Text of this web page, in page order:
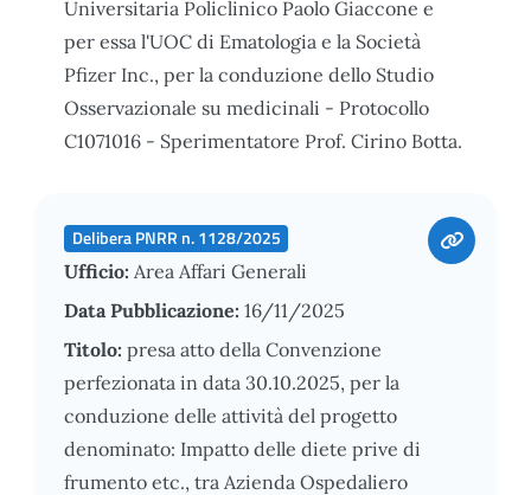
Universitaria Policlinico Paolo Giaccone e
per essa l'UOC di Ematologia e la Società
Pfizer Inc., per la conduzione dello Studio
Osservazionale su medicinali - Protocollo
C1071016 - Sperimentatore Prof. Cirino Botta.
Delibera PNRR n. 1128/2025
Ufficio: Area Affari Generali
Data Pubblicazione: 16/11/2025
Titolo: presa atto della Convenzione
perfezionata in data 30.10.2025, per la
conduzione delle attività del progetto
denominato: Impatto delle diete prive di
frumento etc., tra Azienda Ospedaliero